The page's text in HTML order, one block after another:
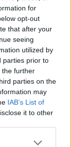
for
opt-out
that after your
seeing
utilized by
parties prior to
the further
parties on the
may
IAB’s List of
it to other
σιώπησε
στο